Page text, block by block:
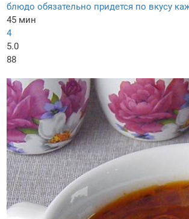
блюдо обязательно придется по вкусу
45 мин
4
5.0
88